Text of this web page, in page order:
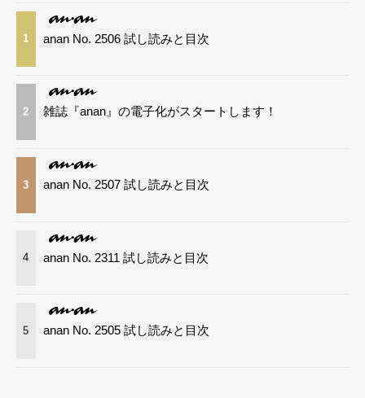
1 anan No. 2506 試し読みと目次
2 雑誌『anan』の電子化がスタートします！
3 anan No. 2507 試し読みと目次
4 anan No. 2311 試し読みと目次
5 anan No. 2505 試し読みと目次